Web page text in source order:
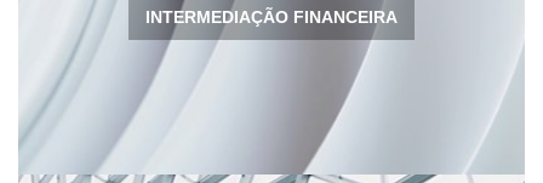
INTERMEDIAÇÃO FINANCEIRA